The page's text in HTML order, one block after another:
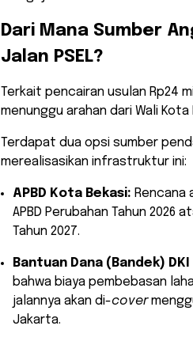
​Dari Mana Sumber
Jalan PSEL?
​Terkait pencairan usulan Rp24
menunggu arahan dari Wali Kota
Terdapat dua opsi sumber
merealisasikan infrastruktur ini:
APBD Kota Bekasi: Rencana
APBD Perubahan Tahun 2026
Tahun 2027.
Bantuan Dana (Bandek)
bahwa biaya pembebasan
jalannya akan di-cover
Jakarta.